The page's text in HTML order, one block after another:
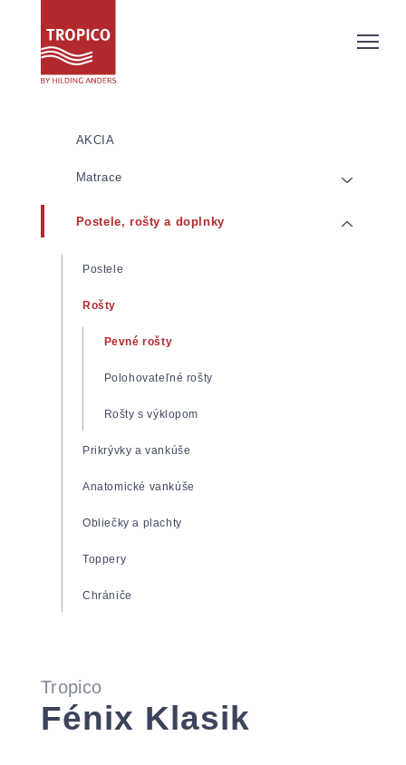
Tropico
Fénix Klasik
AKCIA
Matrace
Matrace z pamäťovej/lenivej peny
Matrace zo studenej peny
Pružinové matrace
Latexové matrace
Detské matrace
Zdravotné matrace
Matrace Super Fox
Matrace Spirit Superior
Matrace Tropico Guard
Postele, rošty a doplnky
Postele
Rošty
Pevné rošty
Polohovateľné rošty
Rošty s výklopom
Prikrývky a vankúše
Anatomické vankúše
Obliečky a plachty
Toppery
Chrániče